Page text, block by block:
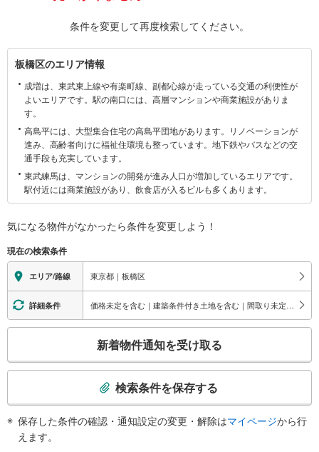
条件を変更して再度検索してください。
板
橋
区
す
る
情
報
板橋区のエリア情報
成増は、東武東上線や有楽町線、副都心線が走っている交通の利便性が
よいエリアです。駅の南口には、高層マンションや商業施設がありま
す。
高島平には、大型集合住宅の高島平団地があります。リノベーションが
進み、高齢者向けに福祉住環境も整っています。地下鉄やバスなどの交
通手段も充実しています。
東武練馬は、マンションの開発が進み人口が増加しているエリアです。
駅付近には商業施設があり、飲食店が入るビルも多くあります。
気になる物件がなかったら条件を変更しよう！
現在の検索条件
エリア/路線 東京都｜板橋区
詳細条件 価格未定を含む｜建築条件付き土地を含む｜間取り未定を含む
検
新着物件通知を受け取る
検索条件を保存する
保存した条件の確認・通知設定の変更・解除はマイページから行
えます。